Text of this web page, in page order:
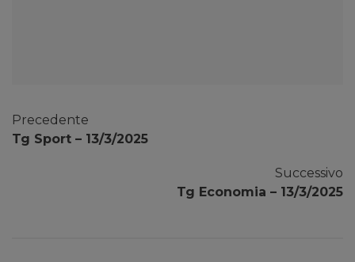
Precedente
Tg Sport – 13/3/2025
Successivo
Tg Economia – 13/3/2025